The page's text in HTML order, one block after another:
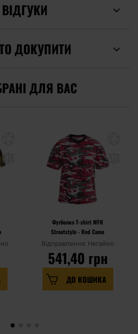
ВІДГУКИ
ДОКУПИТИ
ДЛЯ ВАС
Футболка T-shirt MFH
Streetstyle - Red Camo
Відправлення: Негайно
541,40 грн
ДО КОШИКА